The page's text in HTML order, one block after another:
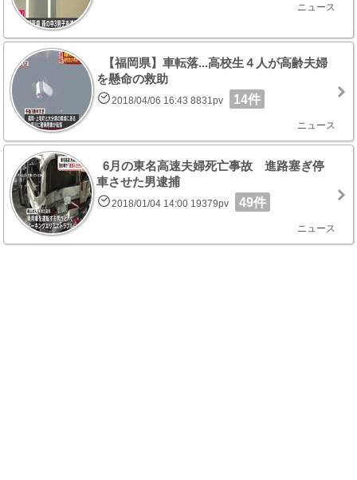
ニュース
【福岡県】車転落...高校生４人が高齢夫婦
を懸命の救助
2018/04/06 16:43 8831pv 14件
ニュース
6月の東名高速夫婦死亡事故 進路塞ぎ停
車させた男逮捕
2018/01/04 14:00 19379pv 49件
ニュース